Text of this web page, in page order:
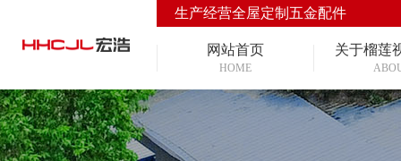
生产经营全屋定制五金配件
网站首页
HOME
关于榴莲